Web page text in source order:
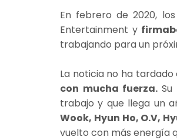
En febrero de 2020,
Entertainment y
trabajando para un
La noticia no ha tardado
con mucha fuerza.
trabajo y que llega un
Wook, Hyun Ho, O.V,
vuelto con más energía